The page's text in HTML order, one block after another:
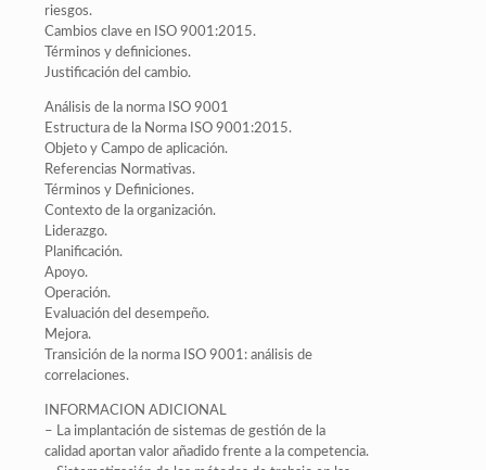
riesgos.
Cambios clave en ISO 9001:2015.
Términos y definiciones.
Justificación del cambio.
Análisis de la norma ISO 9001
Estructura de la Norma ISO 9001:2015.
Objeto y Campo de aplicación.
Referencias Normativas.
Términos y Definiciones.
Contexto de la organización.
Liderazgo.
Planificación.
Apoyo.
Operación.
Evaluación del desempeño.
Mejora.
Transición de la norma ISO 9001: análisis de
correlaciones.
INFORMACION ADICIONAL
– La implantación de sistemas de gestión de la
calidad aportan valor añadido frente a la competencia.